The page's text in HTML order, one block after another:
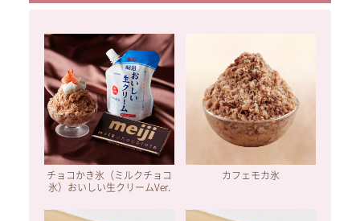
チョコかき氷（ミルクチョコ
氷）おいしい生クリームVer.
カフェモカ氷